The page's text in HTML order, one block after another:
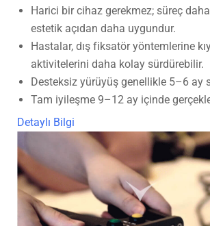
Harici bir cihaz gerekmez; süreç
estetik açıdan daha uygundur.
Hastalar, dış fiksatör yöntemlerine
aktivitelerini daha kolay sürdürebilir.
Desteksiz yürüyüş genellikle 5–6 ay
Tam iyileşme 9–12 ay içinde
Detaylı Bilgi